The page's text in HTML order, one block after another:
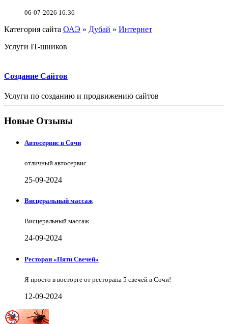
06-07-2026 16:36
Категория сайта ОАЭ » Дубай » Интернет
Услуги IT-шников
Создание Сайтов
Услуги по созданию и продвижению сайтов
Новые Отзывы
Автосервис в Сочи
отличный автосервис
25-09-2024
Висцеральный массаж
Висцеральный массаж
24-09-2024
Ресторан «Пяти Свечей»
Я просто в восторге от ресторана 5 свечей в Сочи!
12-09-2024